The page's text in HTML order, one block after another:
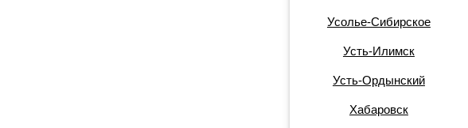
Усолье-Сибирское
Усть-Илимск
Усть-Ордынский
Хабаровск